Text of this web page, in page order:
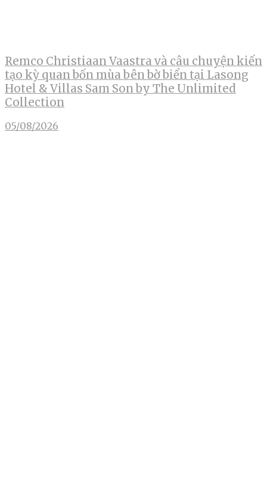
Remco Christiaan Vaastra và câu chuyện kiến
tạo kỳ quan bốn mùa bên bờ biển tại Lasong
Hotel & Villas Sam Son by The Unlimited
Collection
05/08/2026